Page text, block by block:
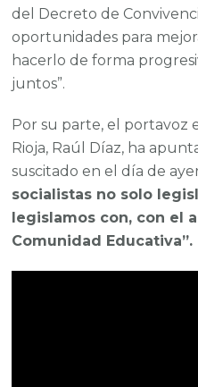
del Decreto de
oportunidades para
hacerlo de forma
juntos”.
Por su parte, el portavoz
Rioja, Raúl Díaz, ha
suscitado en el día de
socialistas no solo
legislamos con, con el
Comunidad Educativa”.